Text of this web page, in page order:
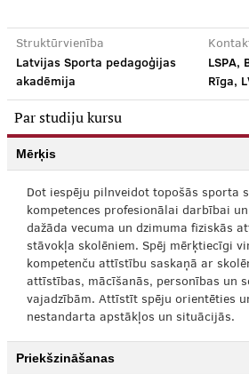
Struktūrvienība
Latvijas Sporta pedagoģijas
akadēmija
LSPA,
Rīga,
Par studiju kursu
Mērķis
Dot iespēju pilnveidot topošās sporta
kompetences profesionālai darbībai
dažāda vecuma un dzimuma fiziskās
stāvokļa skolēniem. Spēj mērķtiecīgi
kompetenču attīstību saskaņā ar
attīstības, mācīšanās, personības un
vajadzībām. Attīstīt spēju orientēties
nestandarta apstākļos un situācijās.
Priekšzināšanas